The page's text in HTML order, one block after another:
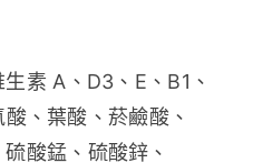
素 A、D3、E、B1、
、葉酸、菸鹼酸、
酸錳、硫酸鋅、